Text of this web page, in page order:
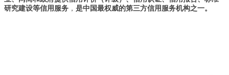
研究建设等信用服务 ， 是中国最权威的第三方信用服务机构之一。